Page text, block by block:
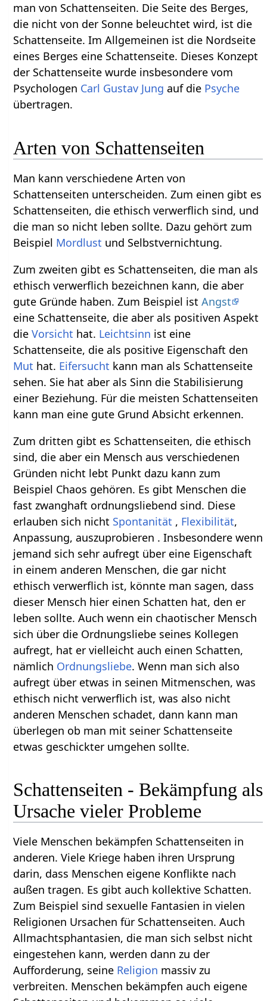
man von Schattenseiten. Die Seite des Berges,
die nicht von der Sonne beleuchtet wird, ist die
Schattenseite. Im Allgemeinen ist die Nordseite
eines Berges eine Schattenseite. Dieses Konzept
der Schattenseite wurde insbesondere vom
Psychologen Carl Gustav Jung auf die Psyche
übertragen.
Arten von Schattenseiten
Man kann verschiedene Arten von
Schattenseiten unterscheiden. Zum einen gibt es
Schattenseiten, die ethisch verwerflich sind, und
die man so nicht leben sollte. Dazu gehört zum
Beispiel Mordlust und Selbstvernichtung.
Zum zweiten gibt es Schattenseiten, die man als
ethisch verwerflich bezeichnen kann, die aber
gute Gründe haben. Zum Beispiel istAngst
eine Schattenseite, die aber als positiven Aspekt
dieVorsicht hat. Leichtsinn ist eine
Schattenseite, die als positive Eigenschaft den
Mut hat. Eifersucht kann man als Schattenseite
sehen. Sie hat aber als Sinn die Stabilisierung
einer Beziehung. Für die meisten Schattenseiten
kann man eine gute Grund Absicht erkennen.
Zum dritten gibt es Schattenseiten, die ethisch
sind, die aber ein Mensch aus verschiedenen
Gründen nicht lebt Punkt dazu kann zum
Beispiel Chaos gehören. Es gibt Menschen die
fast zwanghaft ordnungsliebend sind. Diese
erlauben sich nicht Spontanität , Flexibilität,
Anpassung, auszuprobieren . Insbesondere wenn
jemand sich sehr aufregt über eine Eigenschaft
in einem anderen Menschen, die gar nicht
ethisch verwerflich ist, könnte man sagen, dass
dieser Mensch hier einen Schatten hat, den er
leben sollte. Auch wenn ein chaotischer Mensch
sich über die Ordnungsliebe seines Kollegen
aufregt, hat er vielleicht auch einen Schatten,
nämlich Ordnungsliebe. Wenn man sich also
aufregt über etwas in seinen Mitmenschen, was
ethisch nicht verwerflich ist, was also nicht
anderen Menschen schadet, dann kann man
überlegen ob man mit seiner Schattenseite
etwas geschickter umgehen sollte.
Schattenseiten - Bekämpfung als
Ursache vieler Probleme
Viele Menschen bekämpfen Schattenseiten in
anderen. Viele Kriege haben ihren Ursprung
darin, dass Menschen eigene Konflikte nach
außen tragen. Es gibt auch kollektive Schatten.
Zum Beispiel sind sexuelle Fantasien in vielen
Religionen Ursachen für Schattenseiten. Auch
Allmachtsphantasien, die man sich selbst nicht
eingestehen kann, werden dann zu der
Aufforderung, seine Religion massiv zu
verbreiten. Menschen bekämpfen auch eigene